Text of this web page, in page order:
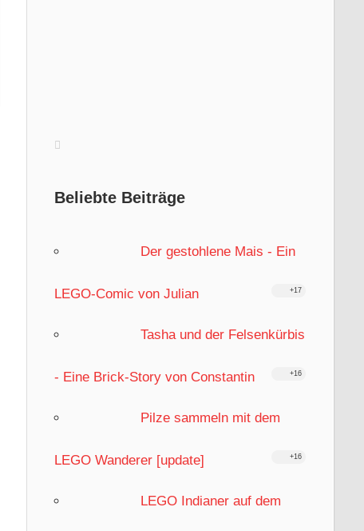
Beliebte Beiträge
Der gestohlene Mais - Ein
LEGO-Comic von Julian +17
Tasha und der Felsenkürbis
- Eine Brick-Story von Constantin +16
Pilze sammeln mit dem
LEGO Wanderer [update] +16
LEGO Indianer auf dem